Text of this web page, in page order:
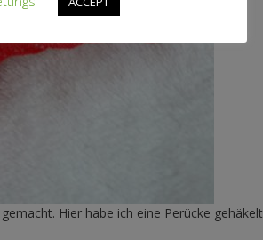
Hier habe ich eine Perücke gehäkelt